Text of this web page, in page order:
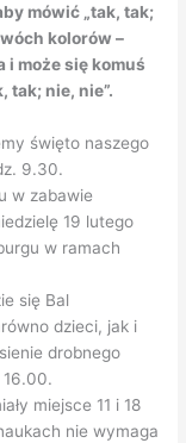
mówić „tak, tak;
kolorów –
i może się komuś
tak; nie, nie”.
święto naszego
9.30.
w zabawie
19 lutego
w ramach
się Bal
dzieci, jak i
drobnego
miejsce 11 i 18
nie wymaga